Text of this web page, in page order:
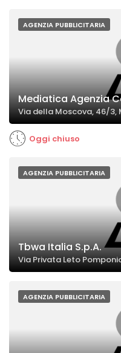
AGENZIA PUBBLICITARIA
Mediatica Agenzia
Via della Moscova, 46/3,
Oggi chiuso
AGENZIA PUBBLICITARIA
Tbwa Italia S.p.A.
Via Privata Leto
AGENZIA PUBBLICITARIA